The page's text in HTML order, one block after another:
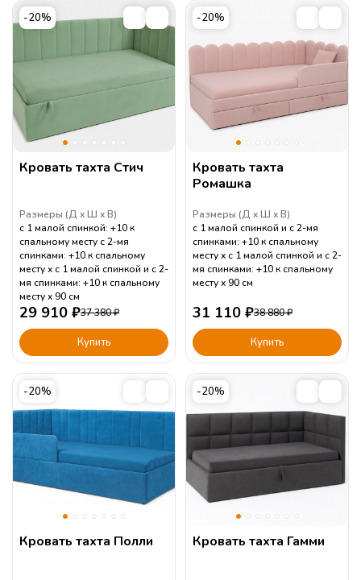
-20%
Кровать тахта Стич
Размеры (Д Ш В)
с 1 малой спинкой: +10 к
спальному месту с 2-мя
спинками: +10 к спальному
месту
с 1 малой спинкой и с 2-
мя спинками: +10 к спальному
месту
90 см
29 910 ₽37 380₽
Купить
-20%
Кровать тахта
Ромашка
Размеры (Д Ш В)
с 1 малой спинкой и с 2-мя
спинками: +10 к спальному
месту
с 1 малой спинкой и с 2-
мя спинками: +10 к спальному
месту
90 см
31 110 ₽38 880₽
Купить
-20%
Кровать тахта Полли
-20%
Кровать тахта Гамми